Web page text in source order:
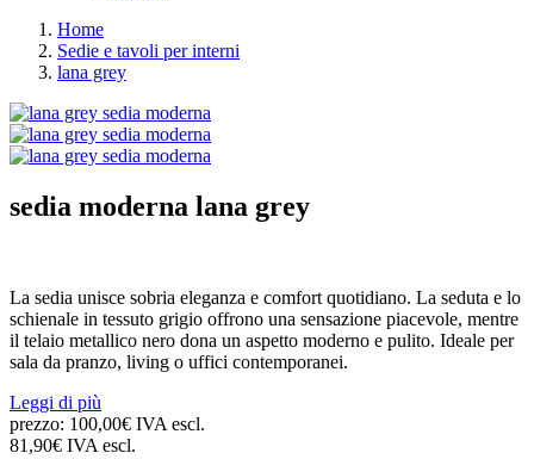
Home
Sedie e tavoli per interni
lana grey
sedia moderna lana grey
La sedia unisce sobria eleganza e comfort quotidiano. La seduta e lo
schienale in tessuto grigio offrono una sensazione piacevole, mentre
il telaio metallico nero dona un aspetto moderno e pulito. Ideale per
sala da pranzo, living o uffici contemporanei.
Leggi di più
prezzo: 100,00€ IVA escl.
81,90€ IVA escl.